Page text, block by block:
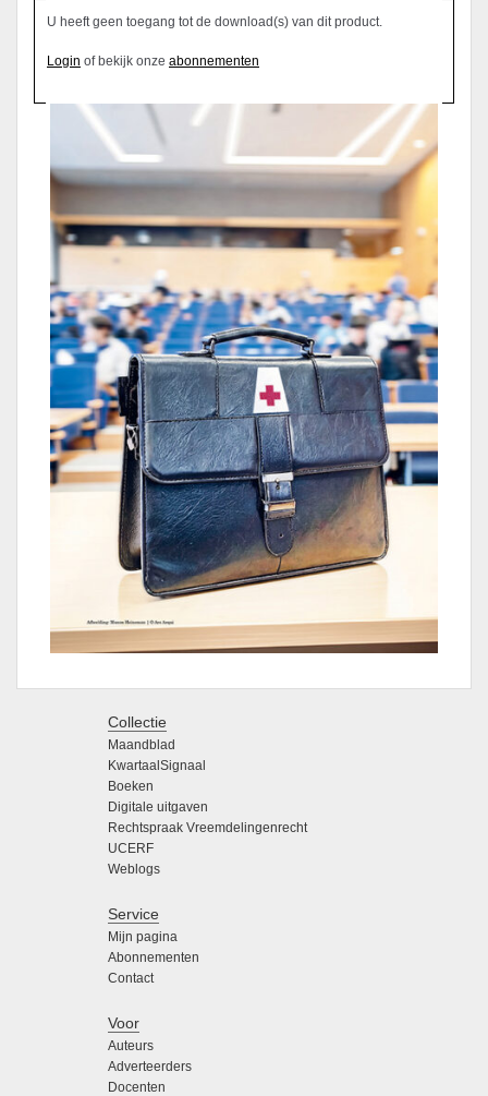
U heeft geen toegang tot de download(s) van dit product.
Login of bekijk onze abonnementen
Collectie
Maandblad
KwartaalSignaal
Boeken
Digitale uitgaven
Rechtspraak Vreemdelingenrecht
UCERF
Weblogs
Service
Mijn pagina
Abonnementen
Contact
Voor
Auteurs
Adverteerders
Docenten